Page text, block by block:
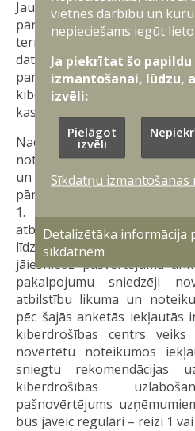
Jaunie noteikumi regulē
pārvaldības prasības,
termiņi un formas,
datu atjaunošana,
pamatprincipi,
kiberdrošības pārvaldnieka
kas izvirzāmas
Nacionālās kiberdrošības
noteikumi “Minimālās
un svarīgo pakalpojumus
pārvaldes iestādēm paredz
1. oktobrim iecelt
atbildīgo par noteikumos
līdz 1. oktobrim
jāiesniedz pašvērtējuma
pakalpojumu sniedzēji
atbilstību likuma un
pēc šajās anketās iekļautās
kiberdrošības centrs
novērtētu noteikumos
sniegtu rekomendācijas
kiberdrošības
pašnovērtējums
būs jāveic regulāri – reizi 1
vietnes darbību un
nepieciešams iegūt
Ja piekrītat šo
izmantošanai, lūdzu,
izvēli:
Pielāgot
izvēli
Sīkdatņu izmantošanas
Detalizētāka informācija
sīkdatnēm